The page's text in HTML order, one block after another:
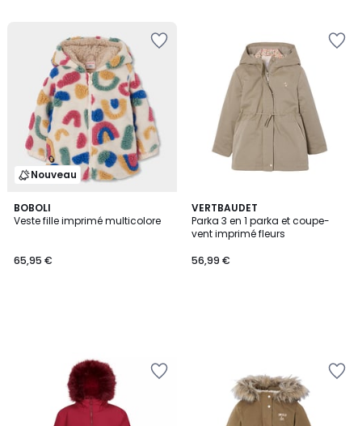
Nouveau
BOBOLI
Veste fille imprimé multicolore
65,95 €
VERTBAUDET
Parka 3 en 1 parka et coupe-
vent imprimé fleurs
56,99 €